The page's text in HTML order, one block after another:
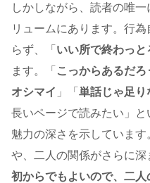
しかしながら、読者の唯
リュームにあります。行
らず、「 いい所で終わっと
ます。「 こっからあるだ
オシマイ 」「 単話じゃ足り
長いページで読みたい」
魅力の深さを示していま
や、二人の関係がさらに深
初からでもよいので、二